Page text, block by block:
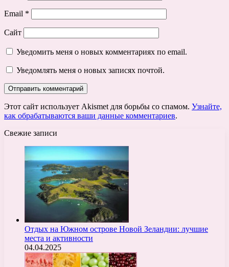
Email *
Сайт
Уведомить меня о новых комментариях по email.
Уведомлять меня о новых записях почтой.
Этот сайт использует Akismet для борьбы со спамом. Узнайте,
как обрабатываются ваши данные комментариев.
Свежие записи
Отдых на Южном острове Новой Зеландии: лучшие
места и активности
04.04.2025